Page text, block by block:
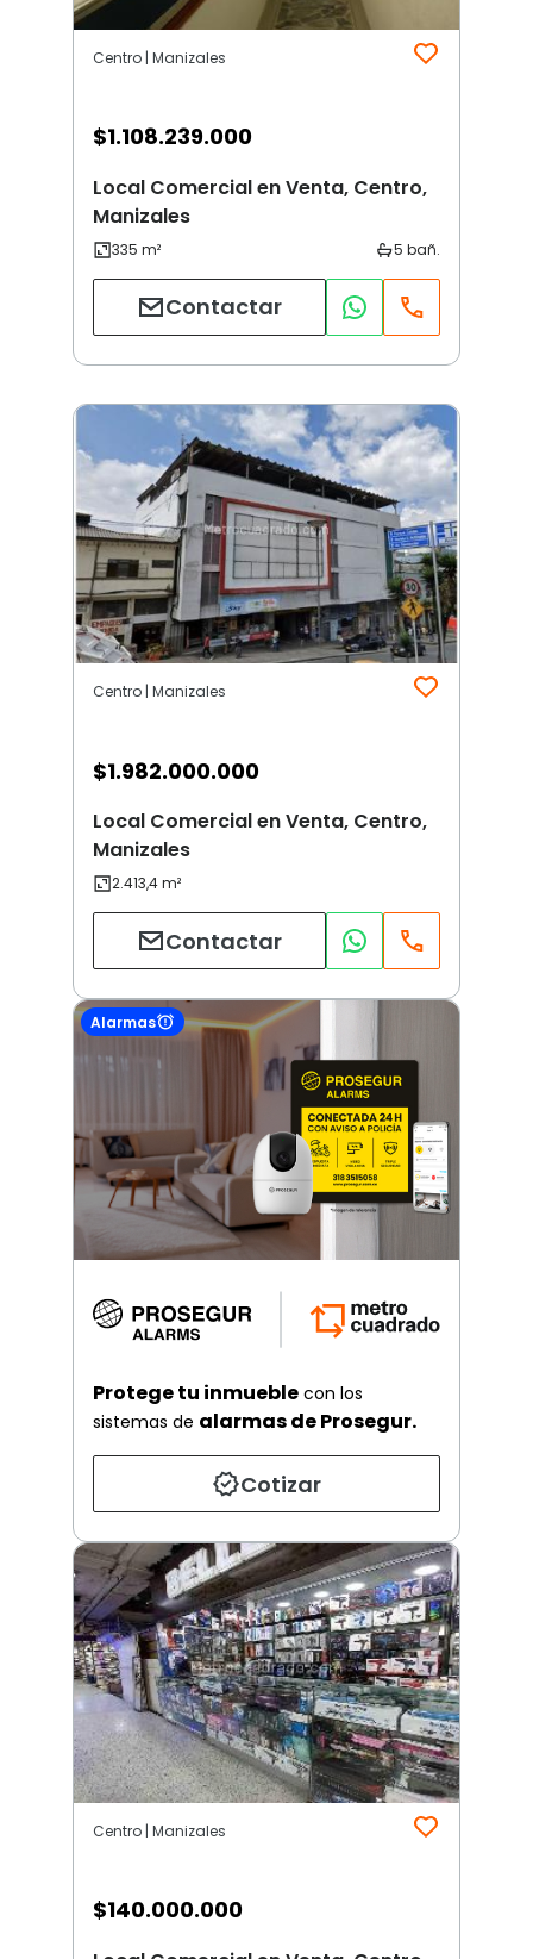
Centro | Manizales
$1.108.239.000
Local Comercial en Venta, Centro,
Manizales
Contactar
Centro | Manizales
$1.982.000.000
Local Comercial en Venta, Centro,
Manizales
Contactar
Alarmas
Protege tu inmueble con los
sistemas de alarmas de Prosegur.
Cotizar
Centro | Manizales
$140.000.000